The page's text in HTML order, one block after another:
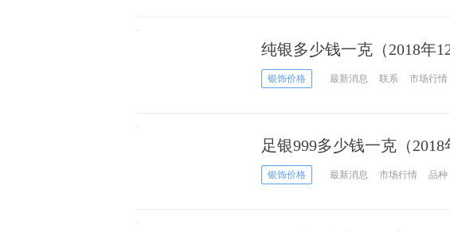
纯银多少钱一克（2018年
银饰价格 最新消息 联系 市场行情
足银999多少钱一克（2018
银饰价格 最新消息 市场行情 品种